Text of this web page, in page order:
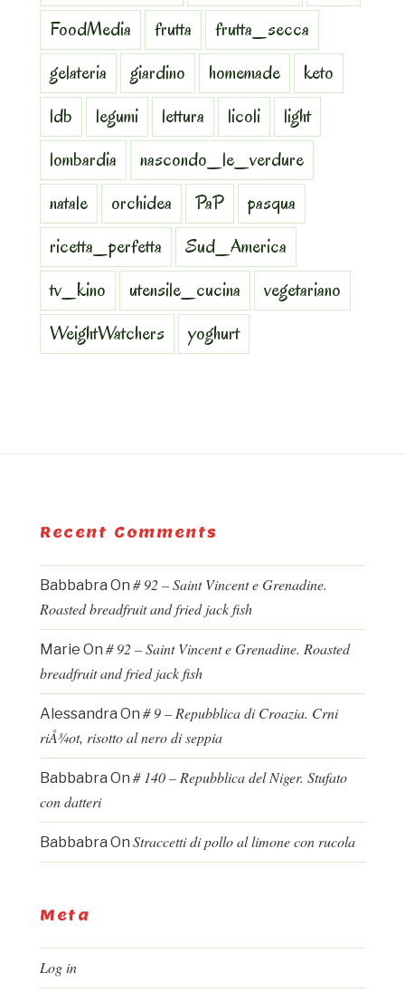
FoodMedia
frutta
frutta_secca
gelateria
giardino homemade
keto
ldb
legumi lettura licoli
light
lombardia
nascondo_le_verdure
natale
orchidea PaP
pasqua
ricetta_perfetta
Sud_America
tv_kino
utensile_cucina
vegetariano
WeightWatchers
yoghurt
Recent Comments
Babbabra On # 92 – Saint Vincent e Grenadine.
Roasted breadfruit and fried jack fish
Marie On # 92 – Saint Vincent e Grenadine. Roasted
breadfruit and fried jack fish
Alessandra On # 9 – Repubblica di Croazia. Crni
riÅ¾ot, risotto al nero di seppia
Babbabra On # 140 – Repubblica del Niger. Stufato
con datteri
Babbabra On Straccetti di pollo al limone con rucola
Meta
Log in